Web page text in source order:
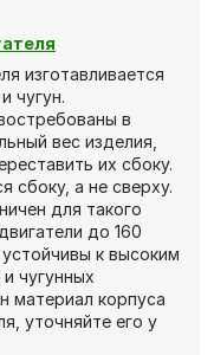
изготавливается
чугун.
в
вес изделия,
их сбоку.
сбоку, а не сверху.
для такого
до 160
к высоким
чугунных
материал корпуса
уточняйте его у